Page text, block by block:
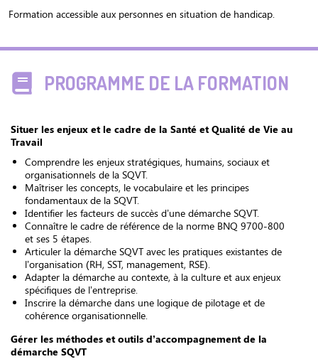
Formation accessible aux personnes en situation de handicap.
PROGRAMME DE LA FORMATION
Situer les enjeux et le cadre de la Santé et Qualité de Vie au
Travail
Comprendre les enjeux stratégiques, humains, sociaux et
organisationnels de la SQVT.
Maîtriser les concepts, le vocabulaire et les principes
fondamentaux de la SQVT.
Identifier les facteurs de succès d’une démarche SQVT.
Connaître le cadre de référence de la norme BNQ 9700-800
et ses 5 étapes.
Articuler la démarche SQVT avec les pratiques existantes de
l’organisation (RH, SST, management, RSE).
Adapter la démarche au contexte, à la culture et aux enjeux
spécifiques de l’entreprise.
Inscrire la démarche dans une logique de pilotage et de
cohérence organisationnelle.
Gérer les méthodes et outils d’accompagnement de la
démarche SQVT